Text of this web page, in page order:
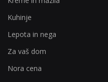
Kuhinje
Lepota in nega
Za vaš dom
Nora cena